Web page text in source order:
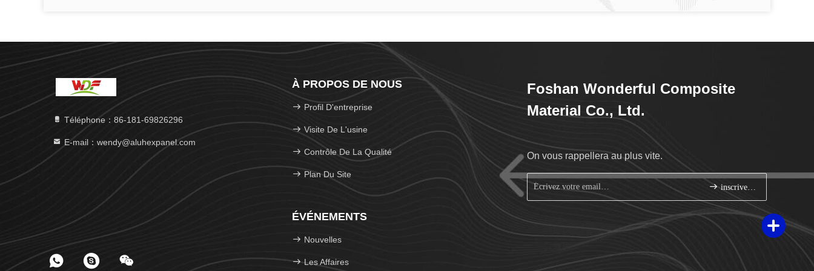
Téléphone：86-181-69826296
E-mail：wendy@aluhexpanel.com
À PROPOS DE NOUS
Profil D'entreprise
Visite De L'usine
Contrôle De La Qualité
Plan Du Site
ÉVÉNEMENTS
Nouvelles
Les Affaires
Foshan Wonderful Composite
Material Co., Ltd.
On vous rappellera au plus vite.
inscrivez-vous